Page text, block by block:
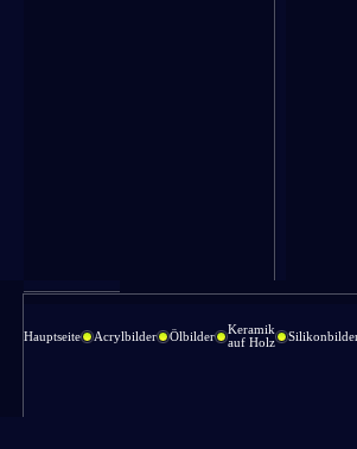
Hauptseite Acrylbilder Ölbilder
Keramik
auf Holz